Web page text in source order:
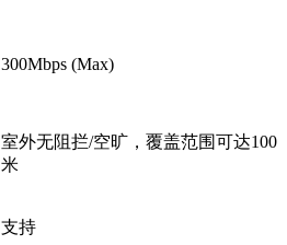
300Mbps (Max)
室外无阻拦/空旷，覆盖范围可达100
米
支持